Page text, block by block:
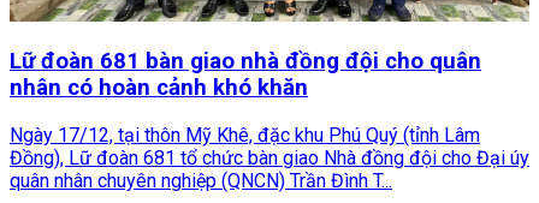
Lữ đoàn 681 bàn giao nhà đồng đội cho quân
nhân có hoàn cảnh khó khăn
Ngày 17/12, tại thôn Mỹ Khê, đặc khu Phú Quý (tỉnh Lâm
Đồng), Lữ đoàn 681 tổ chức bàn giao Nhà đồng đội cho Đại úy
quân nhân chuyên nghiệp (QNCN) Trần Đình T...